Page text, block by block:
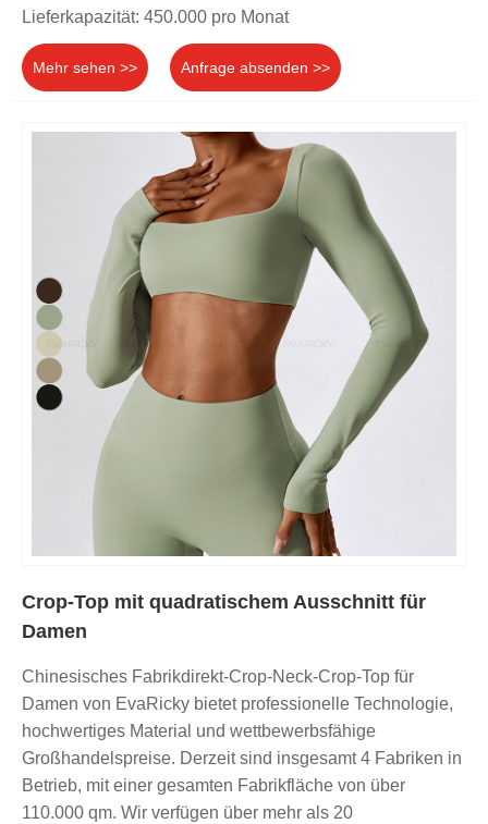
Lieferkapazität: 450.000 pro Monat
Mehr sehen >> Anfrage absenden >>
Crop-Top mit quadratischem Ausschnitt für
Damen
Chinesisches Fabrikdirekt-Crop-Neck-Crop-Top für
Damen von EvaRicky bietet professionelle Technologie,
hochwertiges Material und wettbewerbsfähige
Großhandelspreise. Derzeit sind insgesamt 4 Fabriken in
Betrieb, mit einer gesamten Fabrikfläche von über
110.000 qm. Wir verfügen über mehr als 20